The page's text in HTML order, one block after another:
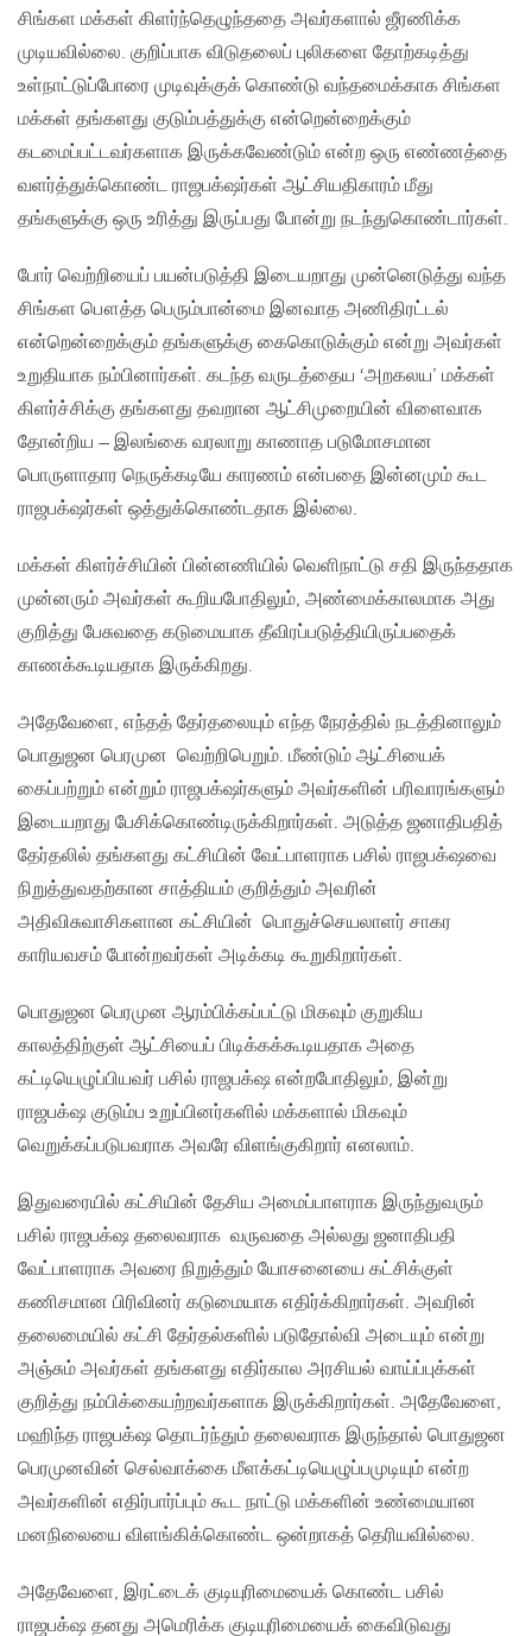
சிங்கள மக்கள் கிளர்ந்தெழுந்ததை அவர்களால் ஜீரணிக்க
முடியவில்லை. குறிப்பாக விடுதலைப் புலிகளை தோற்கடித்து
உள்நாட்டுப்போரை முடிவுக்குக் கொண்டு வந்தமைக்காக சிங்கள
மக்கள் தங்களது குடும்பத்துக்கு என்றென்றைக்கும்
கடமைப்பட்டவர்களாக இருக்கவேண்டும் என்ற ஒரு எண்ணத்தை
வளர்த்துக்கொண்ட ராஜபக்‌ஷர்கள் ஆட்சியதிகாரம் மீது
தங்களுக்கு ஒரு உரித்து இருப்பது போன்று நடந்துகொண்டார்கள்.
போர் வெற்றியைப் பயன்படுத்தி இடையறாது முன்னெடுத்து வந்த
சிங்கள பௌத்த பெரும்பான்மை இனவாத அணிதிரட்டல்
என்றென்றைக்கும் தங்களுக்கு கைகொடுக்கும் என்று அவர்கள்
உறுதியாக நம்பினார்கள். கடந்த வருடத்தைய ‘அறகலய’ மக்கள்
கிளர்ச்சிக்கு தங்களது தவறான ஆட்சிமுறையின் விளைவாக
தோன்றிய – இலங்கை வரலாறு காணாத படுமோசமான
பொருளாதார நெருக்கடியே காரணம் என்பதை இன்னமும் கூட
ராஜபக்‌ஷர்கள் ஒத்துக்கொண்டதாக இல்லை.
மக்கள் கிளர்ச்சியின் பின்னணியில் வெளிநாட்டு சதி இருந்ததாக
முன்னரும் அவர்கள் கூறியபோதிலும், அண்மைக்காலமாக அது
குறித்து பேசுவதை கடுமையாக தீவிரப்படுத்தியிருப்பதைக்
காணக்கூடியதாக இருக்கிறது.
அதேவேளை, எந்தத் தேர்தலையும் எந்த நேரத்தில் நடத்தினாலும்
பொதுஜன பெரமுன வெற்றிபெறும். மீண்டும் ஆட்சியைக்
கைப்பற்றும் என்றும் ராஜபக்‌ஷர்களும் அவர்களின் பரிவாரங்களும்
இடையறாது பேசிக்கொண்டிருக்கிறார்கள். அடுத்த ஜனாதிபதித்
தேர்தலில் தங்களது கட்சியின் வேட்பாளராக பசில் ராஜபக்‌ஷவை
நிறுத்துவதற்கான சாத்தியம் குறித்தும் அவரின்
அதிவிசுவாசிகளான கட்சியின் பொதுச்செயலாளர் சாகர
காரியவசம் போன்றவர்கள் அடிக்கடி கூறுகிறார்கள்.
பொதுஜன பெரமுன ஆரம்பிக்கப்பட்டு மிகவும் குறுகிய
காலத்திற்குள் ஆட்சியைப் பிடிக்கக்கூடியதாக அதை
கட்டியெழுப்பியவர் பசில் ராஜபக்‌ஷ என்றபோதிலும், இன்று
ராஜபக்‌ஷ குடும்ப உறுப்பினர்களில் மக்களால் மிகவும்
வெறுக்கப்படுபவராக அவரே விளங்குகிறார் எனலாம்.
இதுவரையில் கட்சியின் தேசிய அமைப்பாளராக இருந்துவரும்
பசில் ராஜபக்‌ஷ தலைவராக வருவதை அல்லது ஜனாதிபதி
வேட்பாளராக அவரை நிறுத்தும் யோசனையை கட்சிக்குள்
கணிசமான பிரிவினர் கடுமையாக எதிர்க்கிறார்கள். அவரின்
தலைமையில் கட்சி தேர்தல்களில் படுதோல்வி அடையும் என்று
அஞ்சும் அவர்கள் தங்களது எதிர்கால அரசியல் வாய்ப்புக்கள்
குறித்து நம்பிக்கையற்றவர்களாக இருக்கிறார்கள். அதேவேளை,
மஹிந்த ராஜபக்‌ஷ தொடர்ந்தும் தலைவராக இருந்தால் பொதுஜன
பெரமுனவின் செல்வாக்கை மீளக்கட்டியெழுப்பமுடியும் என்ற
அவர்களின் எதிர்பார்ப்பும் கூட நாட்டு மக்களின் உண்மையான
மனநிலையை விளங்கிக்கொண்ட ஒன்றாகத் தெரியவில்லை.
அதேவேளை, இரட்டைக் குடியுரிமையைக் கொண்ட பசில்
ராஜபக்‌ஷ தனது அமெரிக்க குடியுரிமையைக் கைவிடுவது